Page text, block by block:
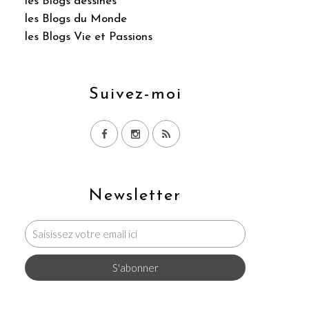
Newsletter
les Blogs du Monde
les Blogs Vie et Passions
Suivez-moi